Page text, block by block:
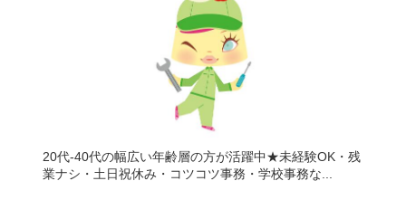
20代-40代の幅広い年齢層の方が活躍中★未経験OK・残
業ナシ・土日祝休み・コツコツ事務・学校事務な...